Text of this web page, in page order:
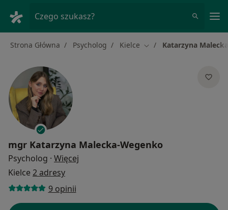
Czego szukasz?
Strona Główna Psycholog Kielce Zmień miasto
Katarzyna
mgr Katarzyna Malecka-Wegenko
Psycholog · Więcej
Kielce 2 adresy
9 opinii